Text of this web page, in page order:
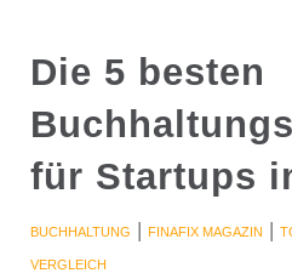
Die 5 besten
für Startups
BUCHHALTUNG | FINAFIX MAGAZIN |
VERGLEICH